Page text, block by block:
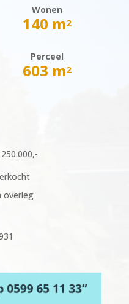
Wonen
140 m2
Perceel
603 m2
overleg